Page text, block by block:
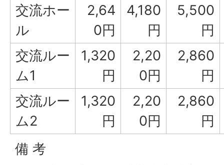
交流ホー
ル
2,64
0円
4,180
円
5,500
円
交流ルー
ム1
1,320
円
2,20
0円
2,860
円
交流ルー
ム2
1,320
円
2,20
0円
2,860
円
備 考